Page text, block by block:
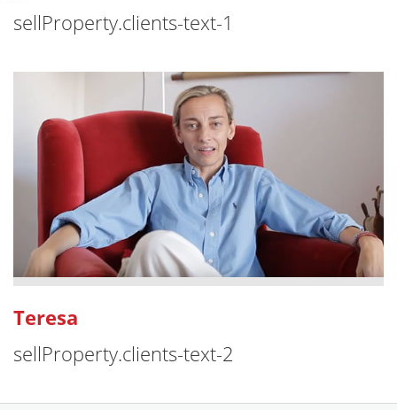
sellProperty.clients-text-1
Teresa
sellProperty.clients-text-2